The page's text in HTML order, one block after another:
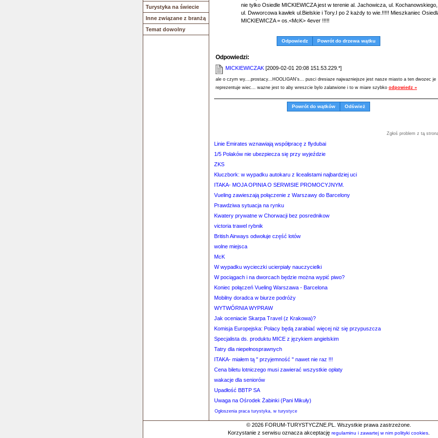
Turystyka na świecie
Inne związane z branżą
Temat dowolny
nie tylko Osiedle MICKIEWICZA jest w terenie al. Jachowicza, ul. Kochanowskiego,
ul. Dwworcowa kawłek ul.Bielskie i Tory.I po 2 każdy to wie.!!!!! Mieszkaniec
MICKIEWICZA = os.<McK> 4ever !!!!!
Odpowiedz Powrót do drzewa wątku
Odpowiedzi:
MICKIEWICZAK [2009-02-01 20:08 151.53.229.*]
ale o czym wy....prostacy...HOOLIGAN's... pusci dresiaze najwazniejsze jest nasze miasto a ten dwozec je
reprezentuje wiec... wazne jest to aby wreszcie bylo zalatwione i to w miare szybko odpowiedz »
Powrót do wątków Odśwież
Zgłoś problem z tą
Linie Emirates wznawiają współpracę z flydubai
1/5 Polaków nie ubezpiecza się przy wyjeździe
ZKS
Kluczbork: w wypadku autokaru z licealistami najbardziej uci
ITAKA- MOJA OPINIA O SERWISIE PROMOCYJNYM.
Vueling zawieszają połączenie z Warszawy do Barcelony
Prawdziwa sytuacja na rynku
Kwatery prywatne w Chorwacji bez posrednikow
victoria trawel rybnik
British Airways odwołuje część lotów
wolne miejsca
McK
W wypadku wycieczki ucierpiały nauczycielki
W pociągach i na dworcach będzie można wypić piwo?
Koniec połączeń Vueling Warszawa - Barcelona
Mobilny doradca w biurze podróży
WYTWÓRNIA WYPRAW
Jak oceniacie Skarpa Travel (z Krakowa)?
Komisja Europejska: Polacy będą zarabiać więcej niż się przypuszcza
Specjalista ds. produktu MICE z językiem angielskim
Tatry dla niepełnosprawnych
ITAKA- miałem tą " przyjemność " nawet nie raz !!!
Cena biletu lotniczego musi zawierać wszystkie opłaty
wakacje dla seniorów
Upadłość BBTP SA
Uwaga na Ośrodek Żabinki (Pani Mikuły)
Ogłoszenia praca turystyka, w turystyce
© 2026 FORUM-TURYSTYCZNE.PL. Wszystkie prawa zastrzeżone.
Korzystanie z serwisu oznacza akceptację regulaminu i zawartej w nim polityki cookies.